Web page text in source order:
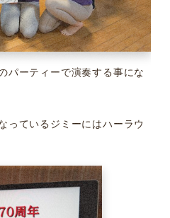
パーティーで演奏する事にな
っているジミーにはハーラウ